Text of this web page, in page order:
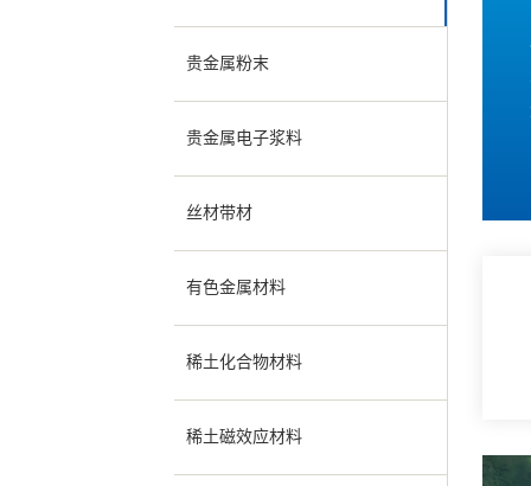
贵金属粉末
贵金属电子浆料
丝材带材
有色金属材料
稀土化合物材料
稀土磁效应材料